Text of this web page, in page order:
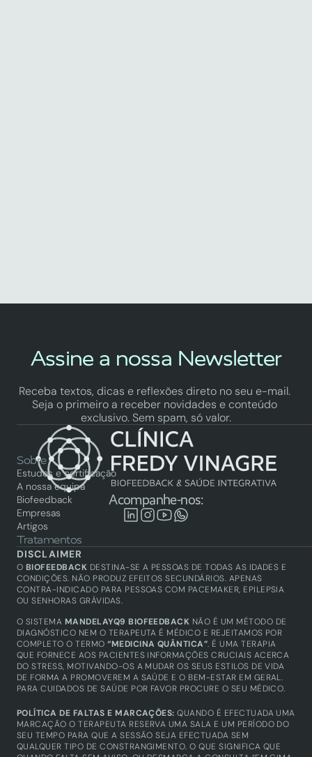
Assine a nossa Newsletter
Receba textos, dicas e reflexões direto no seu e-mail.
Seja o primeiro a receber novidades e conteúdo
exclusivo. Sem spam, só valor.
Acompanhe-nos:
Sobre
Estudos e certificação
A nossa equipa
Biofeedback
Empresas
Artigos
Tratamentos
Biofeedback
Saúde integrativa
Academy
Biofeedback
Técnicos certificados
Produtos
Equipamentos
DISCLAIMER
O BIOFEEDBACK DESTINA-SE A PESSOAS DE TODAS AS IDADES E
CONDIÇÕES. NÃO PRODUZ EFEITOS SECUNDÁRIOS. APENAS
CONTRA-INDICADO PARA PESSOAS COM PACEMAKER, EPILEPSIA
OU SENHORAS GRÁVIDAS.
O SISTEMA MANDELAYQ9 BIOFEEDBACK NÃO É UM MÉTODO DE
DIAGNÓSTICO NEM O TERAPEUTA É MÉDICO E REJEITAMOS POR
COMPLETO O TERMO “MEDICINA QUÂNTICA”. É UMA TERAPIA
QUE FORNECE AOS PACIENTES INFORMAÇÕES CRUCIAIS ACERCA
DO STRESS, MOTIVANDO-OS A MUDAR OS SEUS ESTILOS DE VIDA
DE FORMA A PROMOVEREM A SAÚDE E O BEM-ESTAR EM GERAL.
PARA CUIDADOS DE SAÚDE POR FAVOR PROCURE O SEU MÉDICO.
POLÍTICA DE FALTAS E MARCAÇÕES: QUANDO É EFECTUADA UMA
MARCAÇÃO O TERAPEUTA RESERVA UMA SALA E UM PERÍODO DO
SEU TEMPO PARA QUE A SESSÃO SEJA EFECTUADA SEM
QUALQUER TIPO DE CONSTRANGIMENTO. O QUE SIGNIFICA QUE